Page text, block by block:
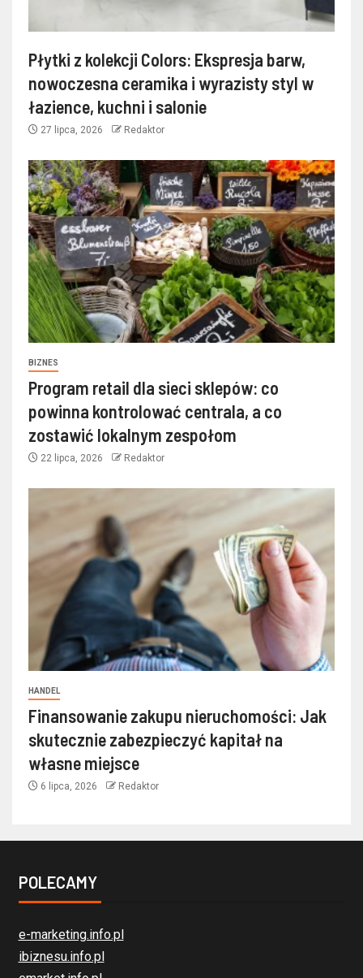
Płytki z kolekcji Colors: Ekspresja barw,
nowoczesna ceramika i wyrazisty styl w
łazience, kuchni i salonie
27 lipca, 2026 Redaktor
BIZNES
Program retail dla sieci sklepów: co
powinna kontrolować centrala, a co
zostawić lokalnym zespołom
22 lipca, 2026 Redaktor
HANDEL
Finansowanie zakupu nieruchomości: Jak
skutecznie zabezpieczyć kapitał na
własne miejsce
6 lipca, 2026 Redaktor
POLECAMY
e-marketing.info.pl
ibiznesu.info.pl